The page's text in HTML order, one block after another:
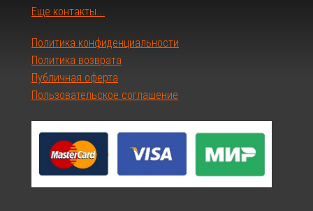
Еще контакты...
Политика конфиденциальности
Политика возврата
Публичная оферта
Пользовательское соглашение